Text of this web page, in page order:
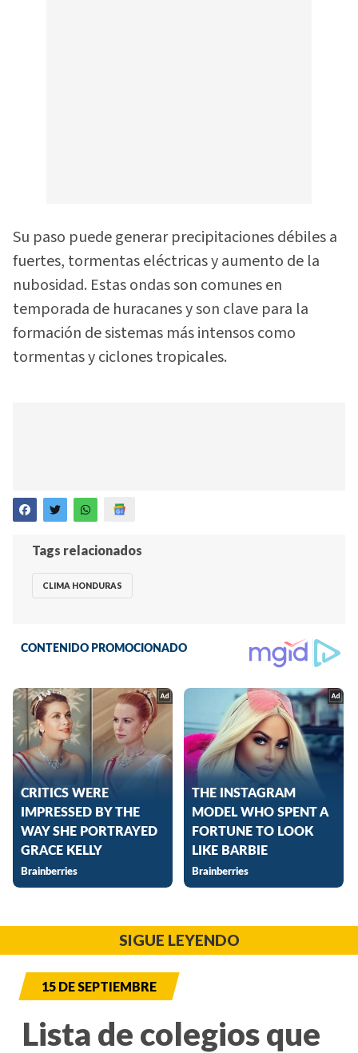
Su paso puede generar precipitaciones débiles a
fuertes, tormentas eléctricas y aumento de la
nubosidad. Estas ondas son comunes en
temporada de huracanes y son clave para la
formación de sistemas más intensos como
tormentas y ciclones tropicales.
Tags relacionados
CLIMA HONDURAS
SIGUE LEYENDO
15 DE SEPTIEMBRE
Lista de colegios que